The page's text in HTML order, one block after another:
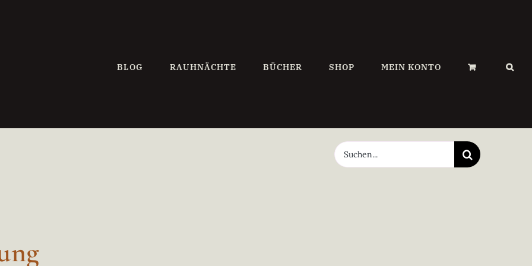
BLOG RAUHNÄCHTE BÜCHER SHOP MEIN KONTO
Suche
nach: